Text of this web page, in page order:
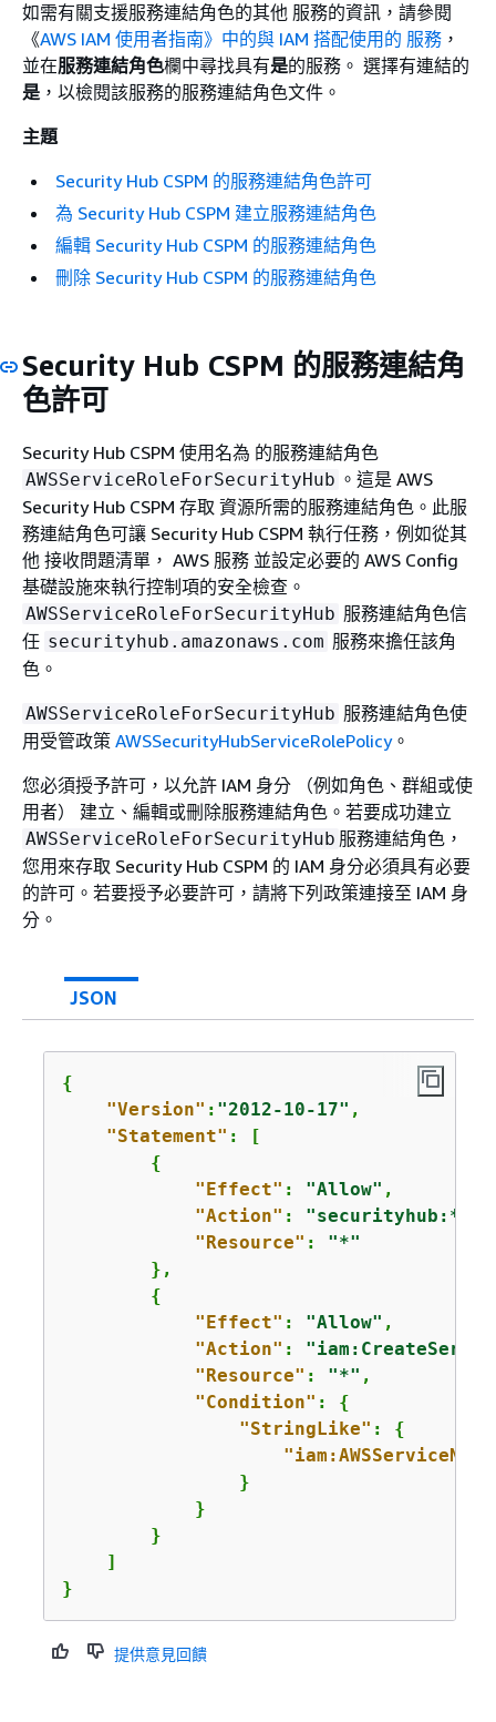
如需有關支援服務連結角色的其他 服務的資訊，請參閱
《AWS IAM 使用者指南》中的與 IAM 搭配使用的 服務 ，
並在服務連結角色欄中尋找具有是的服務。 選擇有連結的
是，以檢閱該服務的服務連結角色文件。
主題
Security Hub CSPM 的服務連結角色許可
為 Security Hub CSPM 建立服務連結角色
編輯 Security Hub CSPM 的服務連結角色
刪除 Security Hub CSPM 的服務連結角色
Security Hub CSPM 的服務連結角
色許可
Security Hub CSPM 使用名為 的服務連結角色
AWSServiceRoleForSecurityHub 。這是 AWS
Security Hub CSPM 存取 資源所需的服務連結角色。此服
務連結角色可讓 Security Hub CSPM 執行任務，例如從其
他 接收問題清單， AWS 服務 並設定必要的 AWS Config
基礎設施來執行控制項的安全檢查。
AWSServiceRoleForSecurityHub 服務連結角色信
任 securityhub.amazonaws.com 服務來擔任該角
色。
AWSServiceRoleForSecurityHub 服務連結角色使
用受管政策 AWSSecurityHubServiceRolePolicy。
您必須授予許可，以允許 IAM 身分 （例如角色、群組或使
用者） 建立、編輯或刪除服務連結角色。若要成功建立
AWSServiceRoleForSecurityHub 服務連結角色，
您用來存取 Security Hub CSPM 的 IAM 身分必須具有必要
的許可。若要授予必要許可，請將下列政策連接至 IAM 身
分。
JSON
{
"Version" : "2012-10-17" ,
"Statement" : [
{
"Effect" : "Allow" ,
"Action" : "securityhub:*"
"Resource" : "*"
        },
{
"Effect" : "Allow" ,
"Action" :
"Resource" : "*" ,
"Condition" : {
"StringLike" : {
                }
            }
        }
    ]
}
提供意見回饋